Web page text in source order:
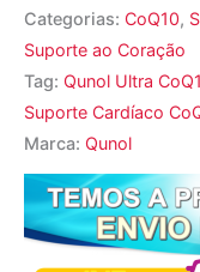
Categorias: CoQ10,
Suporte ao Coração
Tag: Qunol Ultra
Suporte Cardíaco
Marca: Qunol